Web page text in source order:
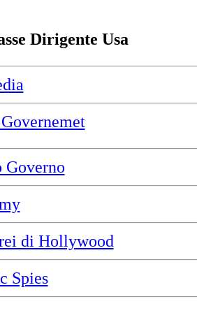
Dirigente Usa
Governo
di Hollywood
Spies